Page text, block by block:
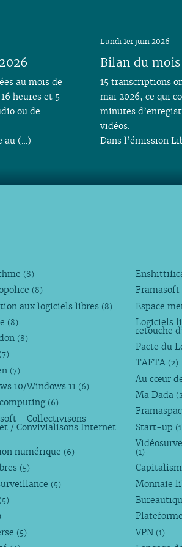
au mois de
heures et 5
ou de
au (…)
Bilan du
Lundi 1er juin 2026
15 transcriptions
mai 2026, ce qui
minutes
vidéos.
Dans l’émission
(8)
(8)
aux logiciels libres (8)
(8)
(8)
(7)
(7)
10/Windows 11 (6)
(6)
- Collectivisons
/ Convivialisons Internet
numérique (6)
(5)
(5)
(5)
(5)
Framasoft
Espace
Logiciels
retouche
Pacte du
TAFTA (2)
Au cœur
Ma Dada
Start-up
(1)
Monnaie
VPN (1)